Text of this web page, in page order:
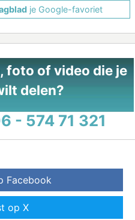
je Google-favoriet
foto of video die je
delen?
- 574 71 321
Facebook
op X